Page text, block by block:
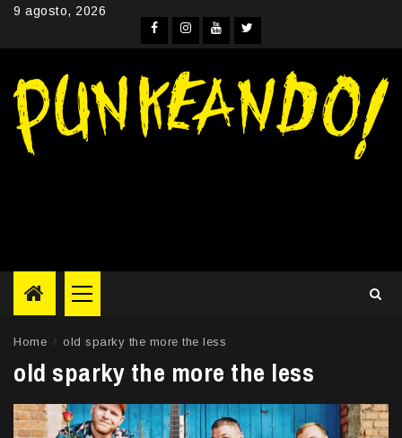
Skip9 agosto, 2026
Facebook
Instagram
YouTube
Twitter
Primary
Menu
Home old sparky the more the less
old sparky the more the less